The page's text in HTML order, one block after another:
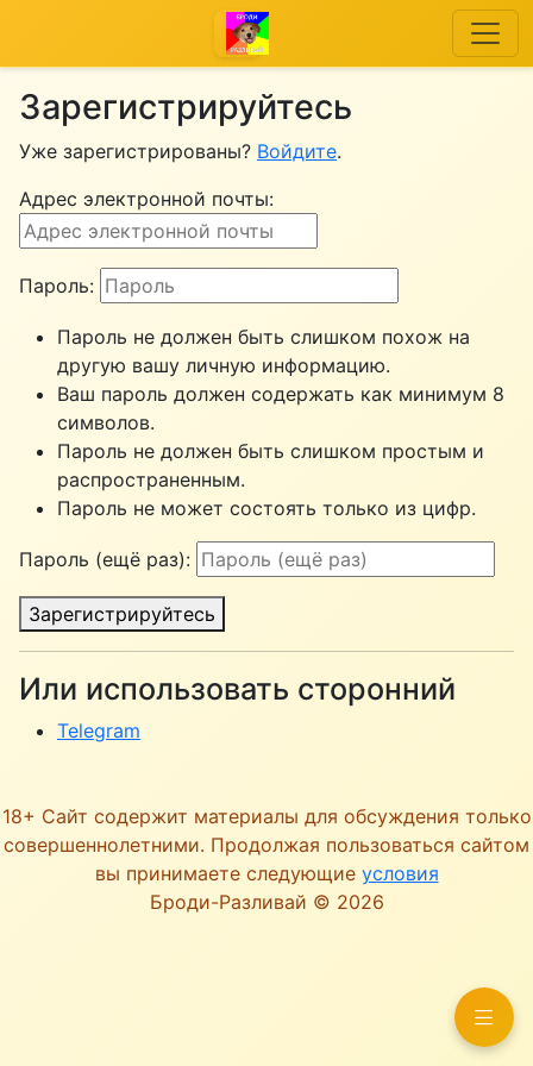
Зарегистрируйтесь
Уже зарегистрированы? Войдите.
Адрес электронной почты:
Пароль:
Пароль не должен быть слишком похож на
другую вашу личную информацию.
Ваш пароль должен содержать как минимум 8
символов.
Пароль не должен быть слишком простым и
распространенным.
Пароль не может состоять только из цифр.
Пароль (ещё раз):
Зарегистрируйтесь
Или использовать сторонний
Telegram
18+ Сайт содержит материалы для обсуждения только
совершеннолетними. Продолжая пользоваться сайтом
вы принимаете следующие условия
Броди-Разливай © 2026